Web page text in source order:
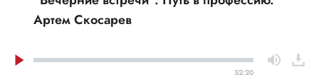
Артем Скосарев
52:20